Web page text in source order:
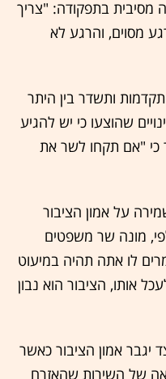
מסיבית בתפקודה: "צריך
מסוים, והרגע לא
ותשדר בין היתר
שהוצעו כי יש להגיע
כי "אם תקחו לשר את
על אמון הציבור
מונה שר משפטים
לו אתה תהיה במיעוט
אותו, הציבור הוא נבון
יגבר אמון הציבור כאשר
של השירות שהאזרח